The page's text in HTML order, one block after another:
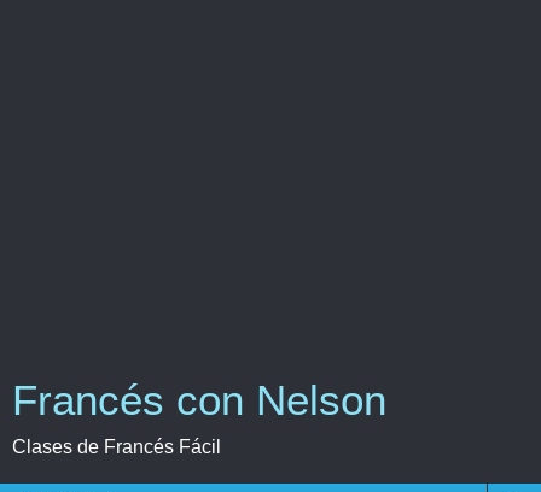
Francés con Nelson
Clases de Francés Fácil